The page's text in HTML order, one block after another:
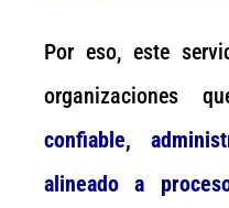
Por eso, este
organizaciones
confiable,
alineado a